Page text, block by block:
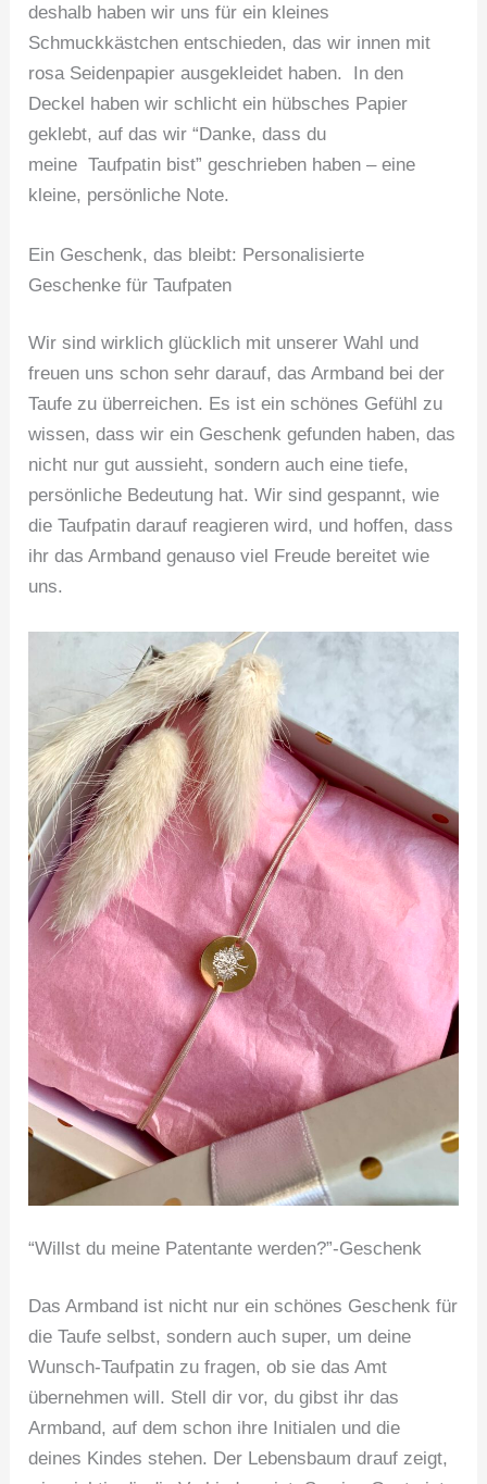
deshalb haben wir uns für ein kleines
Schmuckkästchen entschieden, das wir innen mit
rosa Seidenpapier ausgekleidet haben. In den
Deckel haben wir schlicht ein hübsches Papier
geklebt, auf das wir “Danke, dass du
meine Taufpatin bist” geschrieben haben – eine
kleine, persönliche Note.
Ein Geschenk, das bleibt: Personalisierte
Geschenke für Taufpaten
Wir sind wirklich glücklich mit unserer Wahl und
freuen uns schon sehr darauf, das Armband bei der
Taufe zu überreichen. Es ist ein schönes Gefühl zu
wissen, dass wir ein Geschenk gefunden haben, das
nicht nur gut aussieht, sondern auch eine tiefe,
persönliche Bedeutung hat. Wir sind gespannt, wie
die Taufpatin darauf reagieren wird, und hoffen, dass
ihr das Armband genauso viel Freude bereitet wie
uns.
“Willst du meine Patentante werden?”-Geschenk
Das Armband ist nicht nur ein schönes Geschenk für
die Taufe selbst, sondern auch super, um deine
Wunsch-Taufpatin zu fragen, ob sie das Amt
übernehmen will. Stell dir vor, du gibst ihr das
Armband, auf dem schon ihre Initialen und die
deines Kindes stehen. Der Lebensbaum drauf zeigt,